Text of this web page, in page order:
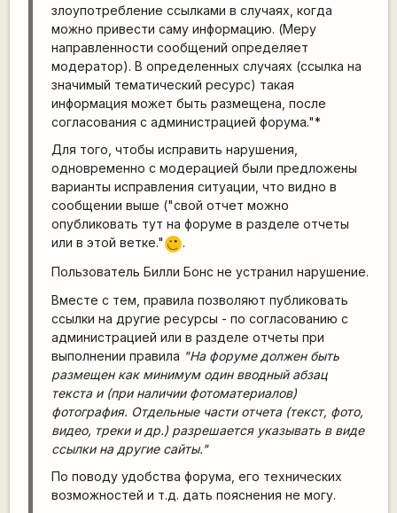
злоупотребление ссылками в случаях, когда
можно привести саму информацию. (Меру
направленности сообщений определяет
модератор). В определенных случаях (ссылка на
значимый тематический ресурс) такая
информация может быть размещена, после
согласования с администрацией форума."*
Для того, чтобы исправить нарушения,
одновременно с модерацией были предложены
варианты исправления ситуации, что видно в
сообщении выше ("свой отчет можно
опубликовать тут на форуме в разделе отчеты
или в этой ветке." ;) .
Пользователь Билли Бонс не устранил нарушение.
Вместе с тем, правила позволяют публиковать
ссылки на другие ресурсы - по согласованию с
администрацией или в разделе отчеты при
выполнении правила "На форуме должен быть
размещен как минимум один вводный абзац
текста и (при наличии фотоматериалов)
фотография. Отдельные части отчета (текст, фото,
видео, треки и др.) разрешается указывать в виде
ссылки на другие сайты."
По поводу удобства форума, его технических
возможностей и т.д. дать пояснения не могу.